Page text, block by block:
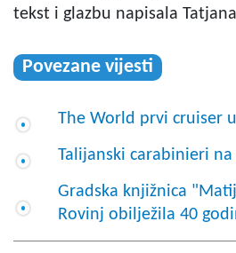
tekst i glazbu napisala
Povezane vijesti
The World prvi cruiser
Talijanski carabinieri
Gradska knjižnica
Rovinj obilježila 40